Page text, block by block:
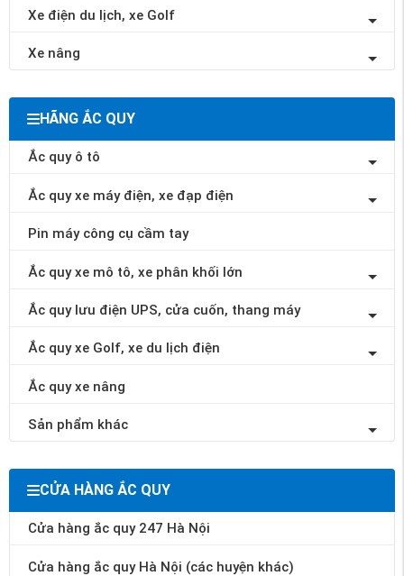
Xe điện du lịch, xe Golf
Xe nâng
HÃNG ẮC QUY
Ắc quy ô tô
Ắc quy xe máy điện, xe đạp điện
Pin máy công cụ cầm tay
Ắc quy xe mô tô, xe phân khối lớn
Ắc quy lưu điện UPS, cửa cuốn, thang máy
Ắc quy xe Golf, xe du lịch điện
Ắc quy xe nâng
Sản phẩm khác
CỬA HÀNG ẮC QUY
Cửa hàng ắc quy 247 Hà Nội
Cửa hàng ắc quy Hà Nội (các huyện khác)